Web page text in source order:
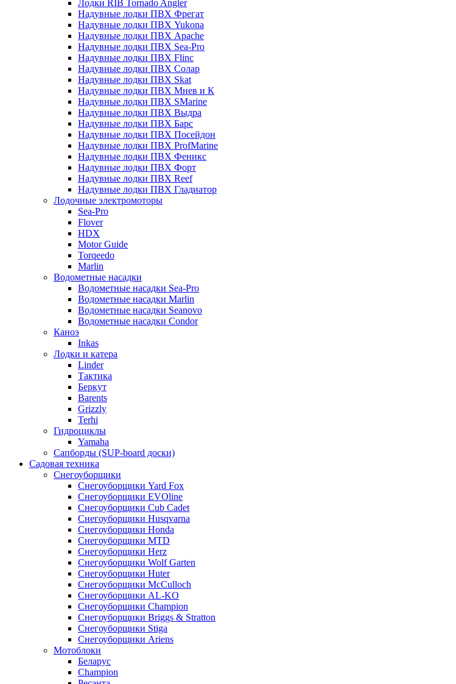
Лодки RIB Tornado Angler
Надувные лодки ПВХ Фрегат
Надувные лодки ПВХ Yukona
Надувные лодки ПВХ Apache
Надувные лодки ПВХ Sea-Pro
Надувные лодки ПВХ Flinc
Надувные лодки ПВХ Солар
Надувные лодки ПВХ Skat
Надувные лодки ПВХ Мнев и К
Надувные лодки ПВХ SMarine
Надувные лодки ПВХ Выдра
Надувные лодки ПВХ Барс
Надувные лодки ПВХ Посейдон
Надувные лодки ПВХ ProfMarine
Надувные лодки ПВХ Феникс
Надувные лодки ПВХ Форт
Надувные лодки ПВХ Reef
Надувные лодки ПВХ Гладиатор
Лодочные электромоторы
Sea-Pro
Flover
HDX
Motor Guide
Torqeedo
Marlin
Водометные насадки
Водометные насадки Sea-Pro
Водометные насадки Marlin
Водометные насадки Seanovo
Водометные насадки Condor
Каноэ
Inkas
Лодки и катера
Linder
Тактика
Беркут
Barents
Grizzly
Terhi
Гидроциклы
Yamaha
Сапборды (SUP-board доски)
Садовая техника
Снегоуборщики
Снегоуборщики Yard Fox
Снегоуборщики EVOline
Снегоуборщики Cub Cadet
Снегоуборщики Husqvarna
Снегоуборщики Honda
Снегоуборщики MTD
Снегоуборщики Herz
Снегоуборщики Wolf Garten
Снегоуборщики Huter
Снегоуборщики McCulloch
Снегоуборщики AL-KO
Снегоуборщики Champion
Снегоуборщики Briggs & Stratton
Снегоуборщики Stiga
Снегоуборщики Ariens
Мотоблоки
Беларус
Champion